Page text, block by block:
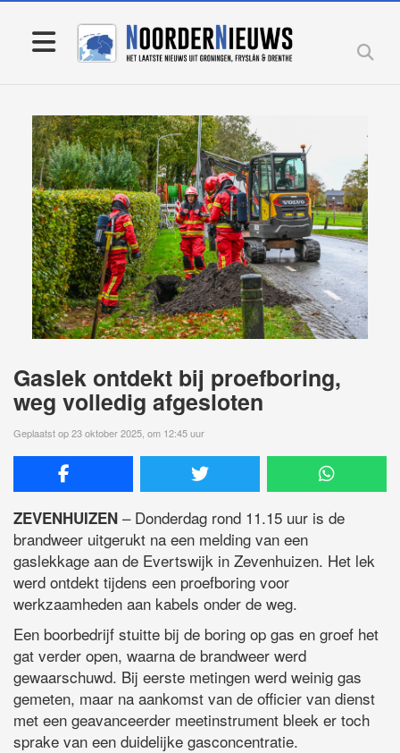
Gaslek ontdekt bij proefboring,
weg volledig afgesloten
Geplaatst op 23 oktober 2025, om 12:45 uur
ZEVENHUIZEN – Donderdag rond 11.15 uur is de
brandweer uitgerukt na een melding van een
gaslekkage aan de Evertswijk in Zevenhuizen. Het lek
werd ontdekt tijdens een proefboring voor
werkzaamheden aan kabels onder de weg.
Een boorbedrijf stuitte bij de boring op gas en groef het
gat verder open, waarna de brandweer werd
gewaarschuwd. Bij eerste metingen werd weinig gas
gemeten, maar na aankomst van de officier van dienst
met een geavanceerder meetinstrument bleek er toch
sprake van een duidelijke gasconcentratie.